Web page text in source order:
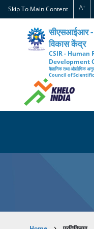
Skip
to
content
Skip To Main Content A+
सीएसआईआर -
विकास केंद्र
CSIR - Human
Development
वैज्ञानिक तथा औद्योगिक
Council of